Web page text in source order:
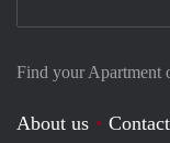
Find your Apartment
About us Contact